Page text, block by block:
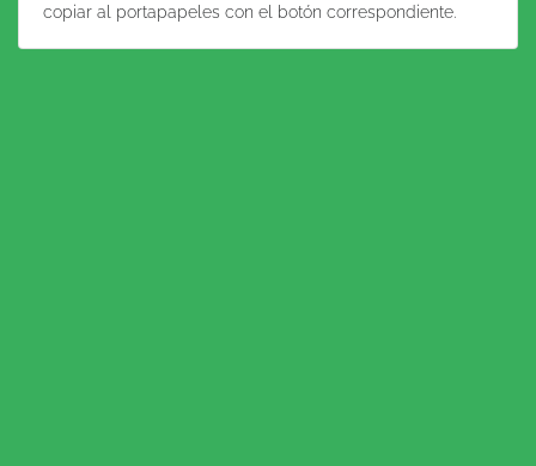
copiar al portapapeles con el botón correspondiente.